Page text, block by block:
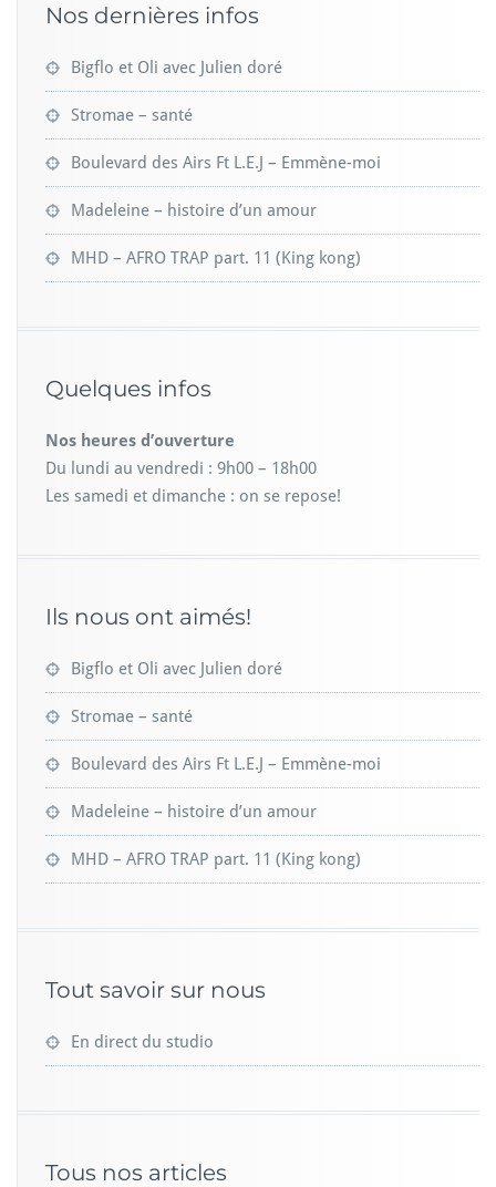
Nos dernières infos
Bigflo et Oli avec Julien doré
Stromae – santé
Boulevard des Airs Ft L.E.J – Emmène-moi
Madeleine – histoire d’un amour
MHD – AFRO TRAP part. 11 (King kong)
Quelques infos
Nos heures d’ouverture
Du lundi au vendredi : 9h00 – 18h00
Les samedi et dimanche : on se repose!
Ils nous ont aimés!
Bigflo et Oli avec Julien doré
Stromae – santé
Boulevard des Airs Ft L.E.J – Emmène-moi
Madeleine – histoire d’un amour
MHD – AFRO TRAP part. 11 (King kong)
Tout savoir sur nous
En direct du studio
Tous nos articles